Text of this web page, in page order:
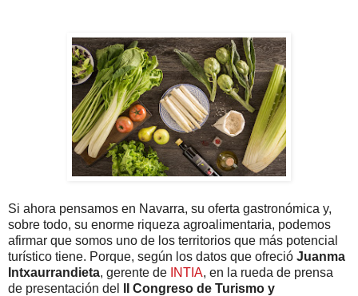
Si ahora pensamos en Navarra, su oferta gastronómica y,
sobre todo, su enorme riqueza agroalimentaria, podemos
afirmar que somos uno de los territorios que más potencial
turístico tiene. Porque, según los datos que ofreció Juanma
Intxaurrandieta, gerente de INTIA, en la rueda de prensa
de presentación del
II Congreso de Turismo y